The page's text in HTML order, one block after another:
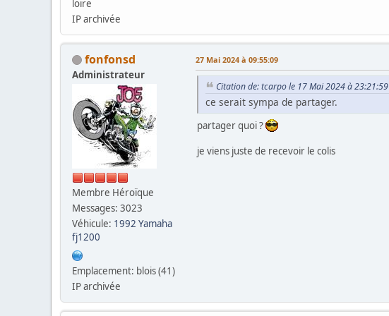
loire
IP archivée
fonfonsd
Administrateur
Membre Héroïque
Messages: 3023
Véhicule: 1992 Yamaha
fj1200
Emplacement: blois (41)
IP archivée
27 Mai 2024 à 09:55:09
Citation de: tcarpo le 17 Mai 2024 à 23:21:59
ce serait sympa de partager.
partager quoi ?
je viens juste de recevoir le colis